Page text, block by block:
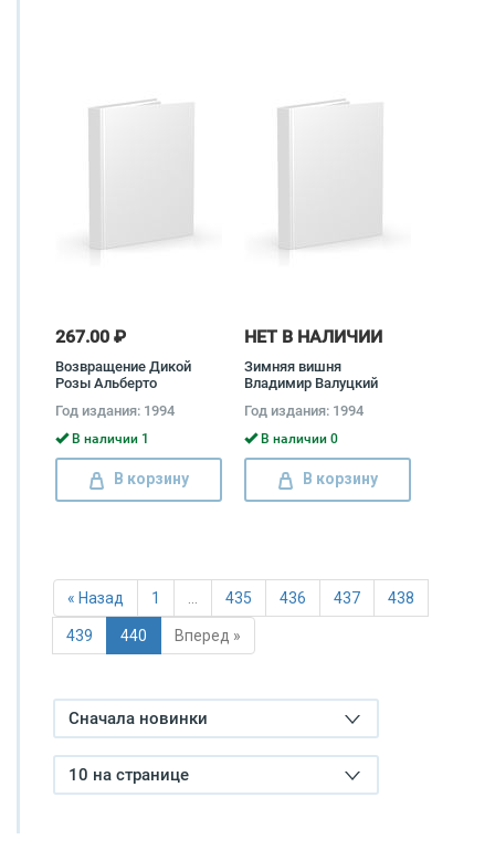
267.00 ₽
Возвращение Дикой
Розы Альберто
Год издания: 1994
В наличии 1
В корзину
НЕТ В НАЛИЧИИ
Зимняя вишня
Владимир Валуцкий
Год издания: 1994
В наличии 0
В корзину
« Назад 1 … 435 436 437 438
439 440 Вперед »
Сначала новинки
10 на странице